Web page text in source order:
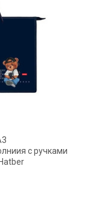
с ручками